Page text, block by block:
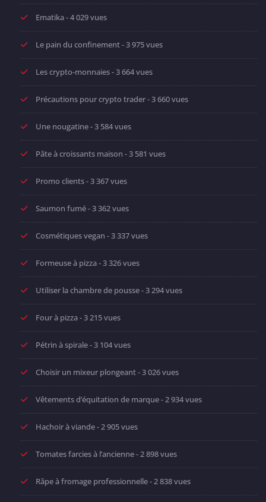
Ematika- 4 029 vues
Le pain du confinement- 3 975 vues
Les crypto-monnaies- 3 664 vues
Précautions pour crypto trader- 3 660 vues
Une nougatine- 3 584 vues
Pâte à croissants maison - 3 581 vues
Promo clients- 3 367 vues
Saumon fumé- 3 362 vues
Cosmétiques vegan - 3 337 vues
Formeuse à pizza- 3 326 vues
Utiliser la chambre de pousse- 3 294 vues
Four à pizza- 3 215 vues
Pétrin à spirale- 3 104 vues
Choisir un mixeur plongeant- 3 026 vues
Vêtements d’équitation de marque- 2 934 vues
Hachoir à viande- 2 905 vues
Tomates farcies à l’ancienne- 2 898 vues
Râpe à fromage professionnelle- 2 838 vues